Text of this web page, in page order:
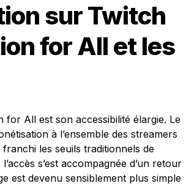
sur Twitch
for All et les
for All est son accessibilité élargie. Le
à l’ensemble des streamers
les seuils traditionnels de
s’est accompagnée d’un retour
est devenu sensiblement plus simple